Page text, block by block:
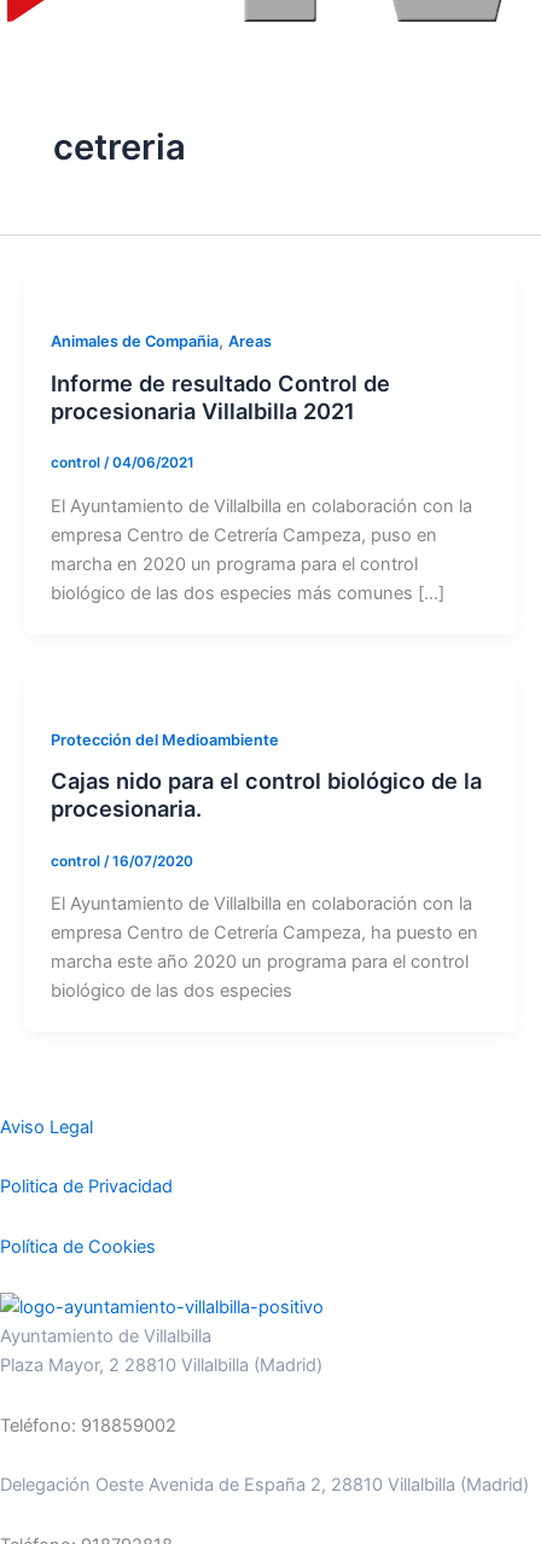
cetreria
Animales de Compañia, Areas
Informe de resultado Control de
procesionaria Villalbilla 2021
control /04/06/2021
El Ayuntamiento de Villalbilla en colaboración con la
empresa Centro de Cetrería Campeza, puso en
marcha en 2020 un programa para el control
biológico de las dos especies más comunes […]
Protección del Medioambiente
Cajas nido para el control biológico de la
procesionaria.
control /16/07/2020
El Ayuntamiento de Villalbilla en colaboración con la
empresa Centro de Cetrería Campeza, ha puesto en
marcha este año 2020 un programa para el control
biológico de las dos especies
Aviso Legal
Politica de Privacidad
Política de Cookies
Ayuntamiento de Villalbilla
Plaza Mayor, 2 28810 Villalbilla (Madrid)
Teléfono: 918859002
Delegación Oeste Avenida de España 2, 28810 Villalbilla (Madrid)